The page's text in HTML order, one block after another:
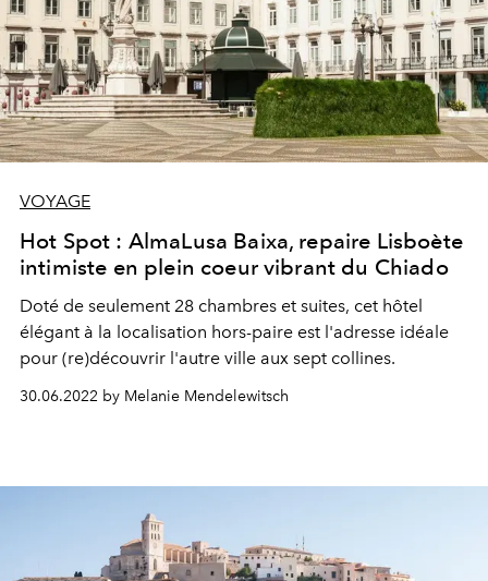
VOYAGE
Hot Spot : AlmaLusa Baixa, repaire Lisboète
intimiste en plein coeur vibrant du Chiado
Doté de seulement 28 chambres et suites, cet hôtel
élégant à la localisation hors-paire est l'adresse idéale
pour (re)découvrir l'autre ville aux sept collines.
30.06.2022 by Melanie Mendelewitsch